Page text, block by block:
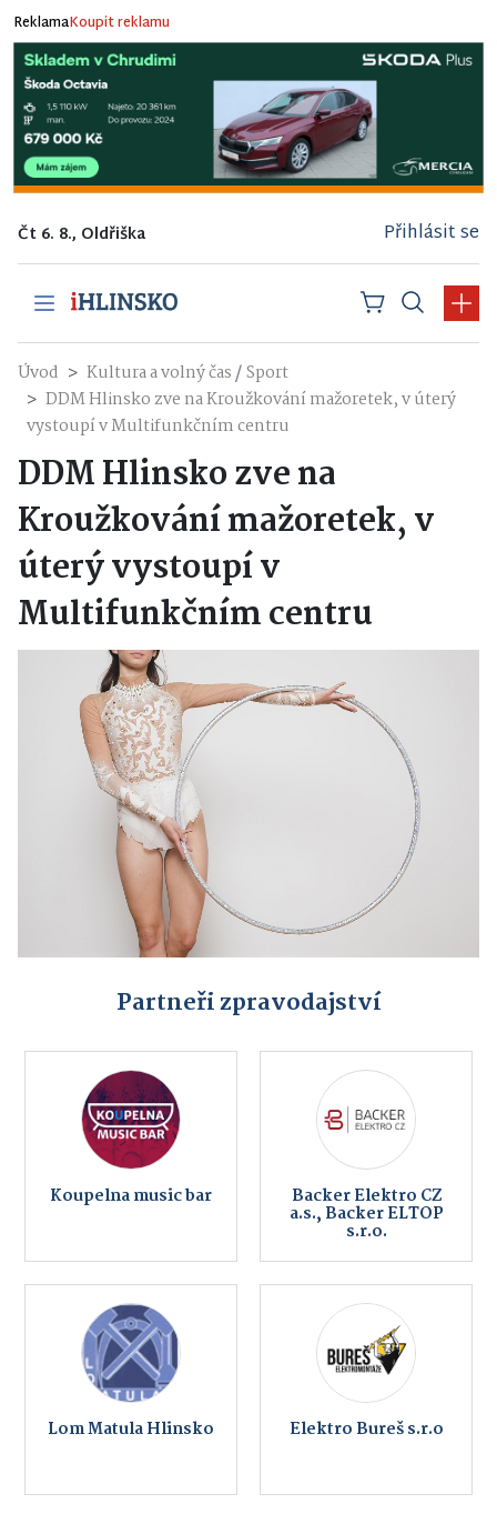
ReklamaKoupit reklamu
Čt 6. 8., Oldřiška Přihlásit se
Úvod Kultura a volný čas/Sport
DDM Hlinsko zve na Kroužkování mažoretek, v úterý
vystoupí v Multifunkčním centru
DDM Hlinsko zve na
Kroužkování mažoretek, v
úterý vystoupí v
Multifunkčním centru
Partneři zpravodajství
Koupelna music bar Backer Elektro CZ
a.s., Backer ELTOP
s.r.o.
Lom Matula Hlinsko Elektro Bureš s.r.o